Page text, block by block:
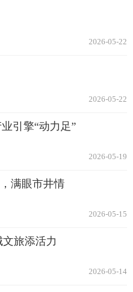
2026-05-22
2026-05-22
引擎“动力足”
2026-05-19
满眼市井情
2026-05-15
旅添活力
2026-05-14